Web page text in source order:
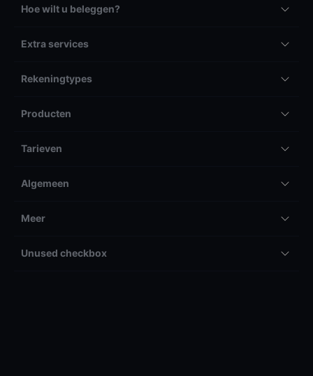
Hoe wilt u beleggen?
Extra services
Rekeningtypes
Producten
Tarieven
Algemeen
Meer
Unused checkbox